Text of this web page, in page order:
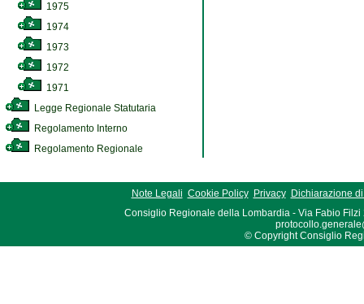
1975
1974
1973
1972
1971
Legge Regionale Statutaria
Regolamento Interno
Regolamento Regionale
Note Legali Cookie Policy Privacy
Dichiarazione
Consiglio Regionale della Lombardia - Via Fabio Filzi
© Copyright Consiglio